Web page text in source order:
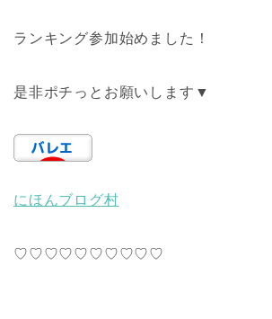
ランキング参加始めました！
是非ポチっとお願いします▼
にほんブログ村
♡♡♡♡♡♡♡♡♡♡